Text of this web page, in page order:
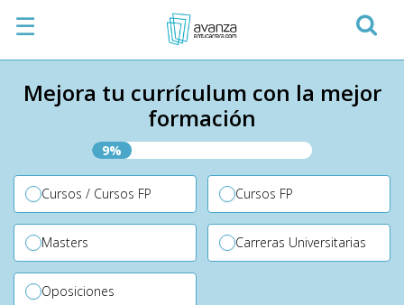
☰
Mejora tu currículum con la mejor
formación
9%
Cursos / Cursos FP Cursos FP
Masters Carreras Universitarias
Oposiciones